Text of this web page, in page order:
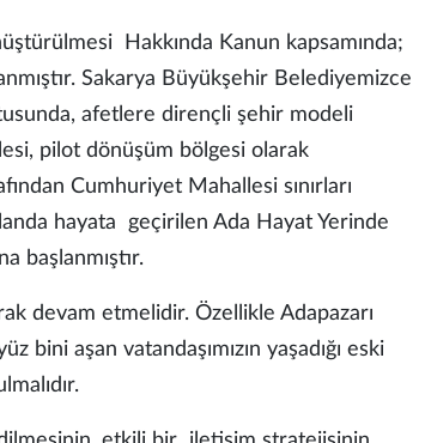
Hakkında Kanun kapsamında;
Sakarya Büyükşehir Belediyemizce
afetlere dirençli şehir modeli
pilot dönüşüm bölgesi olarak
Cumhuriyet Mahallesi sınırları
hayata geçirilen Ada Hayat Yerinde
başlanmıştır.
devam etmelidir. Özellikle Adapazarı
aşan vatandaşımızın yaşadığı eski